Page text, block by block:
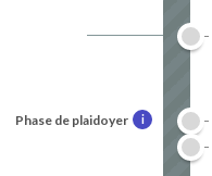
Phase de plaidoyer i